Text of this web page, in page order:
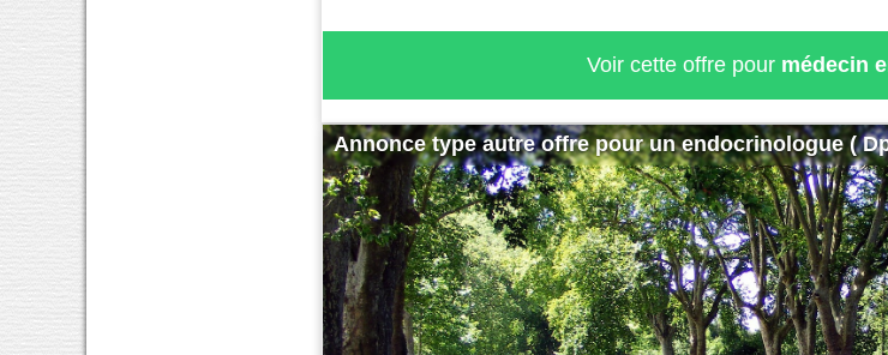
Voir cette offre pour médecin
Annonce type autre offre pour un endocrinologue (